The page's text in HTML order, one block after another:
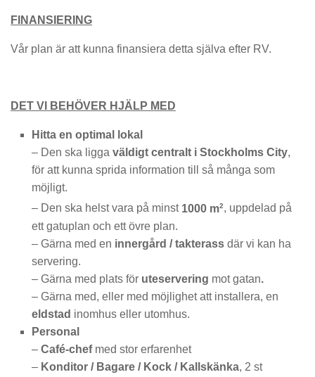
FINANSIERING
Vår plan är att kunna finansiera detta själva efter RV.
DET VI BEHÖVER HJÄLP MED
Hitta en optimal lokal
– Den ska ligga väldigt centralt i Stockholms City,
för att kunna sprida information till så många som
möjligt.
– Den ska helst vara på minst 1000 m2, uppdelad på
ett gatuplan och ett övre plan.
– Gärna med en innergård / takterass där vi kan ha
servering.
– Gärna med plats för uteservering mot gatan.
– Gärna med, eller med möjlighet att installera, en
eldstad inomhus eller utomhus.
Personal
– Café-chefmed stor erfarenhet
– Konditor / Bagare / Kock / Kallskänka, 2 st